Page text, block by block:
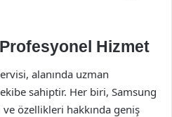
Hizmet
alanında uzman
sahiptir. Her biri, Samsung
özellikleri hakkında geniş